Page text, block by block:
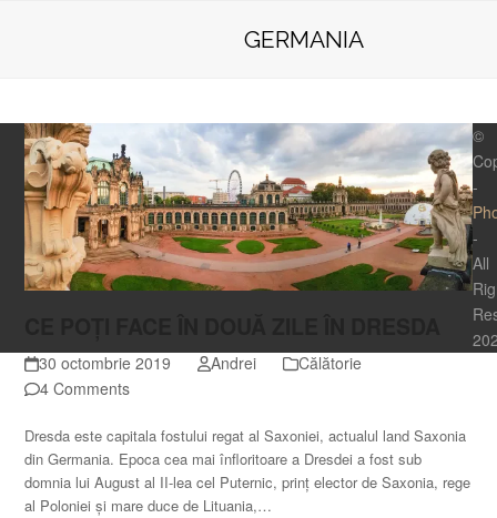
GERMANIA
30 octombrie 2019 Andrei
Călătorie
4 Comments
Dresda este capitala fostului regat al Saxoniei, actualul land Saxonia
din Germania. Epoca cea mai înfloritoare a Dresdei a fost sub
domnia lui August al II-lea cel Puternic, prinț elector de Saxonia, rege
al Poloniei și mare duce de Lituania,…
©
-
-
All